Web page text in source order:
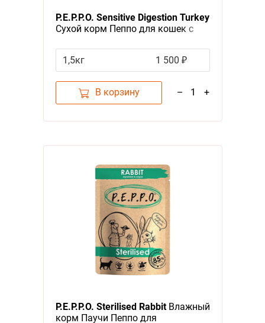
P.E.P.P.O. Sensitive Digestion Turkey
Сухой корм Пеппо для кошек с
Индейка
1,5кг 1 500 ₽
В корзину – 1 +
P.E.P.P.O. Sterilised RabbitВлажный
корм Паучи Пеппо для